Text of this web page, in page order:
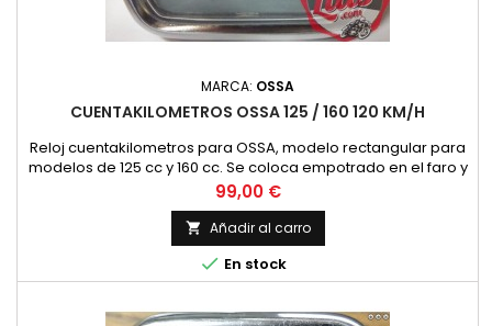
MARCA: OSSA
CUENTAKILOMETROS OSSA 125 / 160 120 KM/H
Reloj cuentakilometros para OSSA, modelo rectangular para
modelos de 125 cc y 160 cc. Se coloca empotrado en el faro y
la velocidad que marca es de 120 km/h.
Precio
99,00 €
 Añadir al carro
 En stock